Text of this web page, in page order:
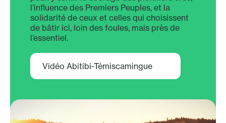
l’influence des Premiers Peuples, et la
solidarité de ceux et celles qui choisissent
de bâtir ici, loin des foules, mais près de
l’essentiel.
Vidéo Abitibi-Témiscamingue